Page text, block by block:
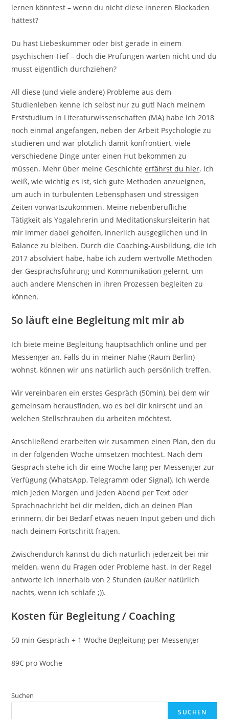
lernen könntest – wenn du nicht diese inneren Blockaden
hättest?
Du hast Liebeskummer oder bist gerade in einem
psychischen Tief – doch die Prüfungen warten nicht und du
musst eigentlich durchziehen?
All diese (und viele andere) Probleme aus dem
Studienleben kenne ich selbst nur zu gut! Nach meinem
Erststudium in Literaturwissenschaften (MA) habe ich 2018
noch einmal angefangen, neben der Arbeit Psychologie zu
studieren und war plötzlich damit konfrontiert, viele
verschiedene Dinge unter einen Hut bekommen zu
müssen. Mehr über meine Geschichteerfährst du hier. Ich
weiß, wie wichtig es ist, sich gute Methoden anzueignen,
um auch in turbulenten Lebensphasen und stressigen
Zeiten vorwärtszukommen. Meine nebenberufliche
Tätigkeit als Yogalehrerin und Meditationskursleiterin hat
mir immer dabei geholfen, innerlich ausgeglichen und in
Balance zu bleiben. Durch die Coaching-Ausbildung, die ich
2017 absolviert habe, habe ich zudem wertvolle Methoden
der Gesprächsführung und Kommunikation gelernt, um
auch andere Menschen in ihren Prozessen begleiten zu
können.
So läuft eine Begleitung mit mir ab
Ich biete meine Begleitung hauptsächlich online und per
Messenger an. Falls du in meiner Nähe (Raum Berlin)
wohnst, können wir uns natürlich auch persönlich treffen.
Wir vereinbaren ein erstes Gespräch (50min), bei dem wir
gemeinsam herausfinden, wo es bei dir knirscht und an
welchen Stellschrauben du arbeiten möchtest.
Anschließend erarbeiten wir zusammen einen Plan, den du
in der folgenden Woche umsetzen möchtest. Nach dem
Gespräch stehe ich dir eine Woche lang per Messenger zur
Verfügung (WhatsApp, Telegramm oder Signal). Ich werde
mich jeden Morgen und jeden Abend per Text oder
Sprachnachricht bei dir melden, dich an deinen Plan
erinnern, dir bei Bedarf etwas neuen Input geben und dich
nach deinem Fortschritt fragen.
Zwischendurch kannst du dich natürlich jederzeit bei mir
melden, wenn du Fragen oder Probleme hast. In der Regel
antworte ich innerhalb von 2 Stunden (außer natürlich
nachts, wenn ich schlafe ;)).
Kosten für Begleitung / Coaching
50 min Gespräch + 1 Woche Begleitung per Messenger
89€ pro Woche
Suchen
SUCHEN